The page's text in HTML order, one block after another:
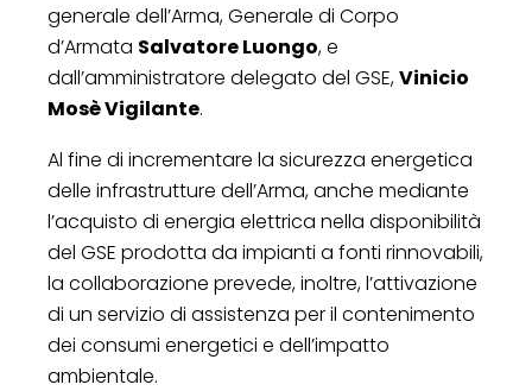
generale dell’Arma, Generale di Corpo
d’Armata Salvatore Luongo, e
dall’amministratore delegato del GSE,Vinicio
Mosè Vigilante.
Al fine di incrementare la sicurezza energetica
delle infrastrutture dell’Arma, anche mediante
l’acquisto di energia elettrica nella disponibilità
del GSE prodotta da impianti a fonti rinnovabili,
la collaborazione prevede, inoltre, l’attivazione
di un servizio di assistenza per il contenimento
dei consumi energetici e dell’impatto
ambientale.